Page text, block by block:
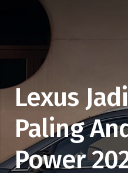
Lexus
Paling
Power